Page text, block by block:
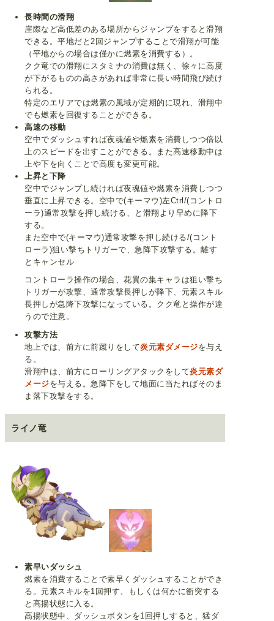
長時間の滑翔
崖際など高低差のある場所からジャンプをすると滑翔
できる。平地だと2回ジャンプすることで滑翔が可能
（平地からの場合は僅かに燃素を消費する）。
クク竜での滑翔にスタミナの消費は無く、徐々に高度
が下がるものの高さがあれば非常に長い時間飛び続け
られる。
特定のエリアでは燃素の風域が定期的に現れ、滑翔中
でも燃素を回復することができる。
高速の移動
空中でダッシュすれば夜魂値や燃素を消費しつつ倍以
上のスピードを出すことができる。また高速移動中は
上や下を向くことで高度も変更可能。
上昇と下降
空中でジャンプし続ければ夜魂値や燃素を消費しつつ
垂直に上昇できる。空中で(キーマウ)左Ctrl/(コントロ
ーラ)通常攻撃を押し続ける、と滑翔より早めに降下
する。
また空中で(キーマウ)通常攻撃を押し続ける/(コント
ローラ)狙い撃ちトリガーで、急降下攻撃する。離す
とキャンセル
コントローラ操作の場合、花翼の集キャラは狙い撃ち
トリガーが攻撃、通常攻撃長押しが降下、元素スキル
長押しが急降下攻撃になっている。クク竜と操作が違
うので注意。
攻撃方法
地上では、前方に前蹴りをして炎元素ダメージを与え
る。
滑翔中は、前方にローリングアタックをして炎元素ダ
メージを与える。急降下をして地面に当たればそのま
ま落下攻撃をする。
ライノ竜
素早いダッシュ
燃素を消費することで素早くダッシュすることができ
る。元素スキルを1回押す、もしくは何かに衝突する
と高揚状態に入る。
高揚状態中、ダッシュボタンを1回押しすると、猛ダ